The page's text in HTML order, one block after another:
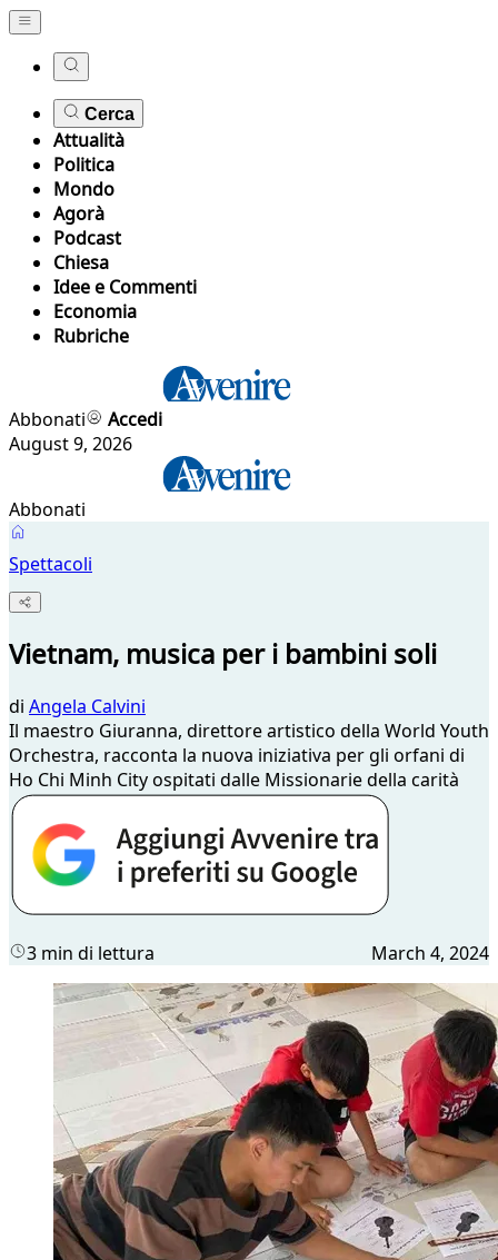
Cerca
Attualità
Politica
Mondo
Agorà
Podcast
Chiesa
Idee e Commenti
Economia
Rubriche
Abbonati
Accedi
August 9, 2026
Abbonati
Spettacoli
Vietnam, musica per i bambini soli
di Angela Calvini
Il maestro Giuranna, direttore artistico della World Youth
Orchestra, racconta la nuova iniziativa per gli orfani di
Ho Chi Minh City ospitati dalle Missionarie della carità
3 min di lettura March 4, 2024